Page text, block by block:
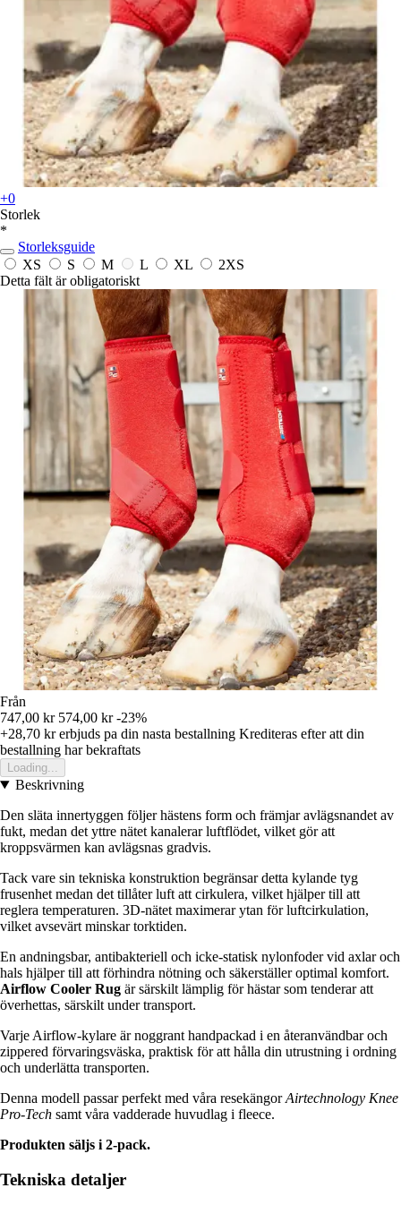
+0
Storlek
*
Storleksguide
XS
S M L XL
2XS
Detta fält är obligatoriskt
Från
747,00 kr 574,00 kr -23%
+28,70 krerbjuds pa din nasta bestallning Krediteras efter att din
bestallning har bekraftats
Loading...
Beskrivning
Den släta innertyggen följer hästens form och främjar avlägsnandet av
fukt, medan det yttre nätet kanalerar luftflödet, vilket gör att
kroppsvärmen kan avlägsnas gradvis.
Tack vare sin tekniska konstruktion begränsar detta kylande tyg
frusenhet medan det tillåter luft att cirkulera, vilket hjälper till att
reglera temperaturen. 3D-nätet maximerar ytan för luftcirkulation,
vilket avsevärt minskar torktiden.
En andningsbar, antibakteriell och icke-statisk nylonfoder vid axlar och
hals hjälper till att förhindra nötning och säkerställer optimal komfort.
Airflow Cooler Rug är särskilt lämplig för hästar som tenderar att
överhettas, särskilt under transport.
Varje Airflow-kylare är noggrant handpackad i en återanvändbar och
zippered förvaringsväska, praktisk för att hålla din utrustning i ordning
och underlätta transporten.
Denna modell passar perfekt med våra resekängorAirtechnology Knee
Pro-Tech samt våra vadderade huvudlag i fleece.
Produkten säljs i 2-pack.
Tekniska detaljer